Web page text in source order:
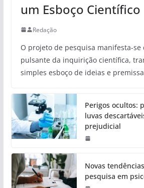
um Esboço Científico
Redação
O projeto de pesquisa manifesta-se
pulsante da inquirição científica,
simples esboço de ideias e
Perigos ocultos:
luvas
prejudicial
Novas
pesquisa em